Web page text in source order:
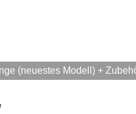
(neuestes Modell) +